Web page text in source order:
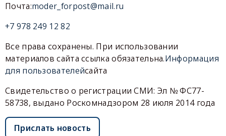
Почта:moder_forpost@mail.ru
+7 978 249 12 82
Все права сохранены. При использовании
материалов сайта ссылка обязательна.Информация
для пользователейсайта
Свидетельство о регистрации СМИ: Эл № ФС77-
58738, выдано Роскомнадзором 28 июля 2014 года
Прислать новость